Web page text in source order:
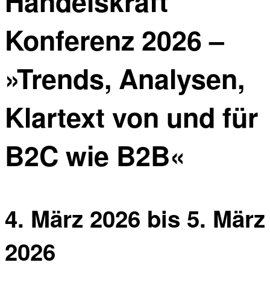
Konferenz 2026 –
»Trends, Analysen,
Klartext von und für
B2C wie B2B«
4. März 2026 bis 5. März
2026